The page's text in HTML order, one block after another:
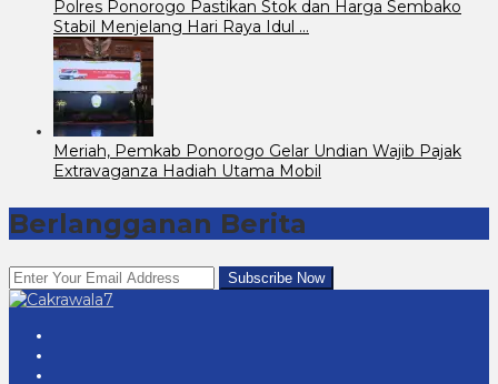
Polres Ponorogo Pastikan Stok dan Harga Sembako
Stabil Menjelang Hari Raya Idul …
Meriah, Pemkab Ponorogo Gelar Undian Wajib Pajak
Extravaganza Hadiah Utama Mobil
Berlangganan Berita